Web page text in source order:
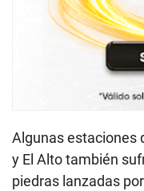
Algunas estaciones
y El Alto también
piedras lanzadas